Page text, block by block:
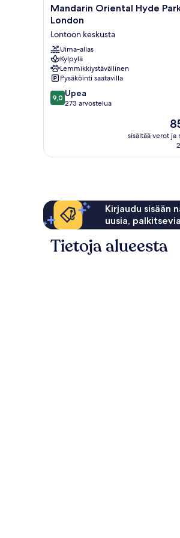
Mandarin
Oriental
Park,
London
Lontoon
keskusta
Mandarin Oriental Hyde
London
Lontoon keskusta
Uima-allas
Kylpylä
Lemmikkiystävällinen
Pysäköinti saatavilla
9.0
kautta
9,0 Upea
273 arvostelua
on
sisältää verot ja
Kirjaudu sisään
uusia,
Tietoja alueesta